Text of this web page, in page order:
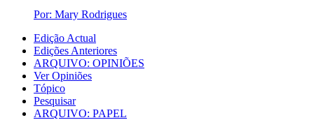
Por: Mary Rodrigues
Edição Actual
Edições Anteriores
ARQUIVO: OPINIÕES
Ver Opiniões
Tópico
Pesquisar
ARQUIVO: PAPEL